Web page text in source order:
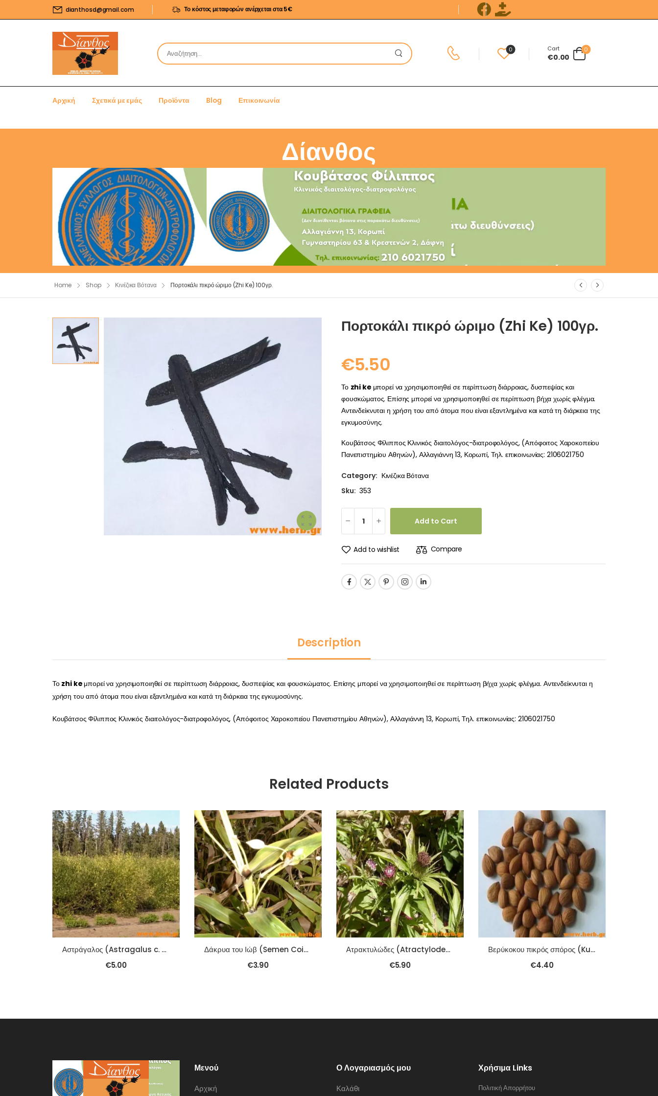
dianthosd@gmail.com Το κόστος μεταφορών ανέρχεται στα 5€
0 Cart
€0.00
0
Αρχική Σχετικά με εμάς Προϊόντα Blog Επικοινωνία
Δίανθος
Home Shop Κινέζικα Βότανα Πορτοκάλι πικρό ώριμο (Zhi Ke) 100γρ.
Πορτοκάλι πικρό ώριμο (Zhi Ke) 100γρ.
€5.50
Το zhi ke μπορεί να χρησιμοποιηθεί σε περίπτωση διάρροιας, δυσπεψίας και
φουσκώματος. Επίσης μπορεί να χρησιμοποιηθεί σε περίπτωση βήχα χωρίς φλέγμα.
Αντενδείκνυται η χρήση του από άτομα που είναι εξαντλημένα και κατά τη διάρκεια της
εγκυμοσύνης.
Κουβάτσος Φίλιππος Κλινικός διαιτολόγος-διατροφολόγος, (Απόφοιτος Χαροκοπείου
Πανεπιστημίου Αθηνών), Αλλαγιάννη 13, Κορωπί, Τηλ. επικοινωνίας: 2106021750
Category: Κινέζικα Βότανα
Sku: 353
Add to Cart
Add to wishlist Compare
Description
Το zhi ke μπορεί να χρησιμοποιηθεί σε περίπτωση διάρροιας, δυσπεψίας και φουσκώματος. Επίσης μπορεί να χρησιμοποιηθεί σε περίπτωση βήχα χωρίς φλέγμα. Αντενδείκνυται η
χρήση του από άτομα που είναι εξαντλημένα και κατά τη διάρκεια της εγκυμοσύνης.
Κουβάτσος Φίλιππος Κλινικός διαιτολόγος-διατροφολόγος, (Απόφοιτος Χαροκοπείου Πανεπιστημίου Αθηνών), Αλλαγιάννη 13, Κορωπί, Τηλ. επικοινωνίας: 2106021750
Related Products
Αστράγαλος (Astragalus c. R.Br.) (Sha Yuan Zi) 100γρ.
€5.00
Δάκρυα του Ιώβ (Semen Coisis) (Yi Yi Ren) 100γρ.
€3.90
Ατρακτυλώδες (Atractylodes Macr.) (Bai Zhu) 100γρ.
€5.90
Βερύκοκου πικρός σπόρος (Ku Xing Ren) 100γρ.
€4.40
Μενού
Αρχική
Ο Λογαριασμός μου
Καλάθι
Χρήσιμα Links
Πολιτική Απορρήτου